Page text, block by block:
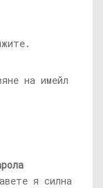
я силна